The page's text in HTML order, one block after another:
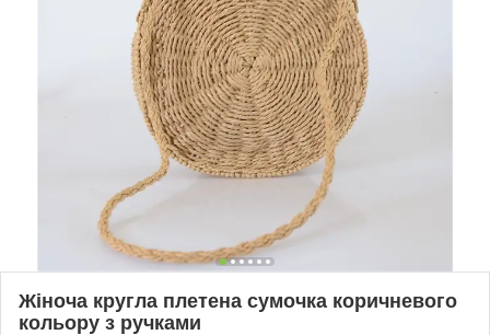
Жіноча кругла плетена сумочка коричневого
кольору з ручками